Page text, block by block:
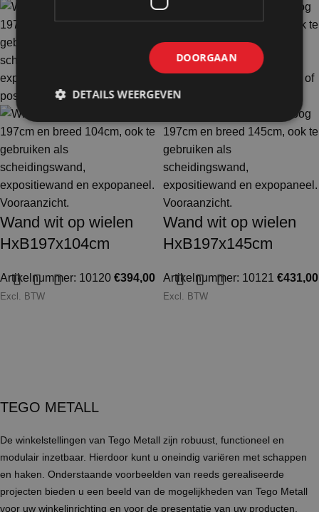
Wand wit op wielen
HxB197x104cm
Artikelnummer: 10120 €394,00
Excl. BTW
Wand wit op wielen
HxB197x145cm
Artikelnummer: 10121 €431,00
Excl. BTW
TEGO METALL
De winkelstellingen van Tego Metall zijn robuust, functioneel en
modulair inzetbaar. Hierdoor kunt u oneindig variëren met schappen
en haken. Onderstaande voorbeelden van reeds gerealiseerde
projecten bieden u een beeld van de mogelijkheden van Tego Metall
voor uw winkelinrichting en voor de presentatie van uw producten.
DOORGAAN
DETAILS WEERGEVEN